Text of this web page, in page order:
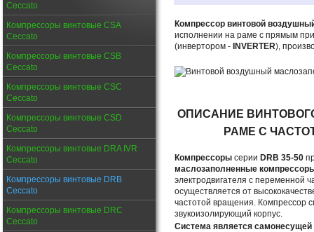
Ceccato
Компрессоры винтовые CSA
Ceccato
Компрессоры винтовые CSB
Ceccato
Компрессоры винтовые CSC
Ceccato
Компрессоры винтовые CSD
Ceccato
Компрессоры винтовые DRA IVR
Ceccato
Компрессоры винтовые DRB
Ceccato
Компрессоры винтовые DRC
Ceccato
Компрессор винтовой
исполнении на раме с прямым
(инвертором - INVERTER),
ОПИСАНИЕ
РАМЕ С
Компрессоры серии DRB 35-50
маслозаполненные
электродвигателя с переменной
осуществляется от
частотой вращения. Компрессор
звукоизолирующий корпус.
Система является самонесущей